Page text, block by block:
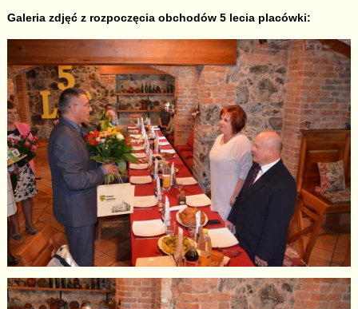
Galeria zdjęć z rozpoczęcia obchodów 5 lecia placówki: